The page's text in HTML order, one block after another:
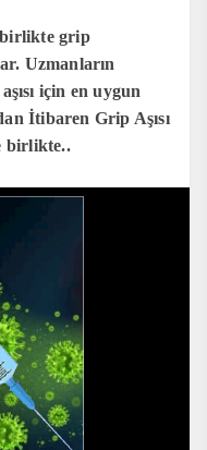
birlikte grip
Uzmanların
için en uygun
İtibaren Grip Aşısı
birlikte..